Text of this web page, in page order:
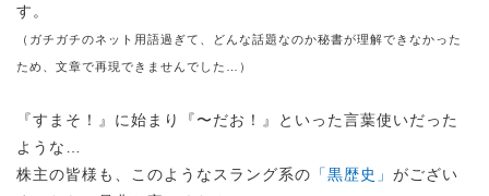
す。
（ガチガチのネット用語過ぎて、どんな話題なのか秘書が理解できなかった
ため、文章で再現できませんでした…）
『すまそ！』に始まり『〜だお！』といった言葉使いだった
ような…
株主の皆様も、このようなスラング系の 「黒歴史」 がござい